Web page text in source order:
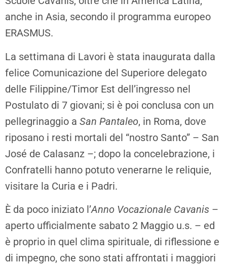
anche in Asia, secondo il programma europeo
ERASMUS.
La settimana di Lavori è stata inaugurata dalla
felice Comunicazione del Superiore delegato
delle Filippine/Timor Est dell’ingresso nel
Postulato di 7 giovani; si è poi conclusa con un
pellegrinaggio a San Pantaleo, in Roma, dove
riposano i resti mortali del “nostro Santo” – San
José de Calasanz –; dopo la concelebrazione, i
Confratelli hanno potuto venerarne le reliquie,
visitare la Curia e i Padri.
È da poco iniziato l’Anno Vocazionale Cavanis –
aperto ufficialmente sabato 2 Maggio u.s. – ed
è proprio in quel clima spirituale, di riflessione e
di impegno, che sono stati affrontati i maggiori